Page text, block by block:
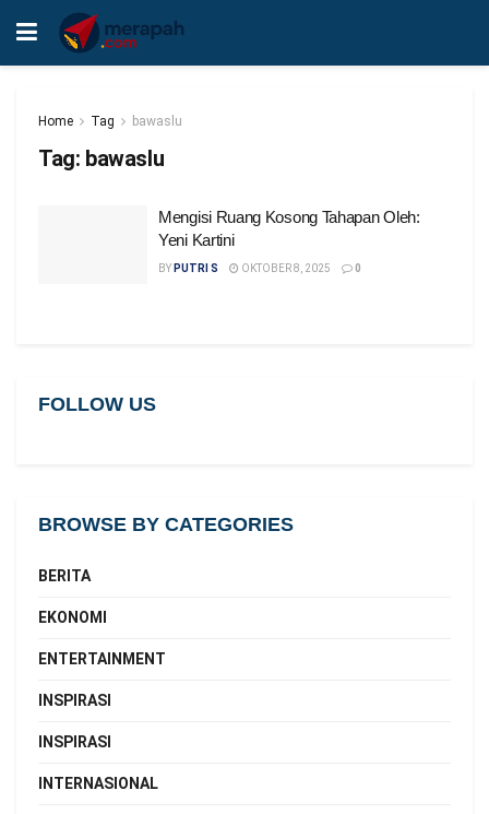
Home Tag bawaslu
Tag: bawaslu
Mengisi Ruang Kosong Tahapan Oleh:
Yeni Kartini
BY PUTRI S OKTOBER 8, 2025 0
FOLLOW US
BROWSE BY CATEGORIES
BERITA
EKONOMI
ENTERTAINMENT
INSPIRASI
INSPIRASI
INTERNASIONAL